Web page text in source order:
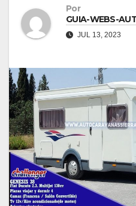
Por
GUIA-WEBS-
JUL 13, 2023